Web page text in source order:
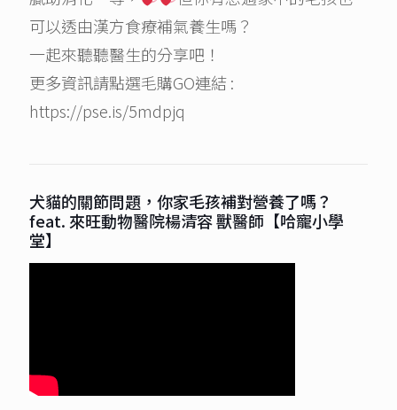
可以透由漢方食療補氣養生嗎？
一起來聽聽醫生的分享吧！
更多資訊請點選毛購GO連結 :
https://pse.is/5mdpjq
犬貓的關節問題，你家毛孩補對營養了嗎？
feat. 來旺動物醫院楊清容 獸醫師【哈寵小學
堂】